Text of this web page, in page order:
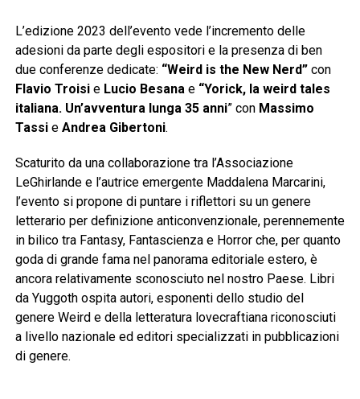
L’edizione 2023 dell’evento vede l’incremento delle
adesioni da parte degli espositori e la presenza di ben
due conferenze dedicate: “Weird is the New Nerd”con
Flavio Troisie Lucio Besanae “Yorick, la weird tales
italiana. Un’avventura lunga 35 anni” con Massimo
Tassie Andrea Gibertoni.
Scaturito da una collaborazione tra l’Associazione
LeGhirlande e l’autrice emergente Maddalena Marcarini,
l’evento si propone di puntare i riflettori su un genere
letterario per definizione anticonvenzionale, perennemente
in bilico tra Fantasy, Fantascienza e Horror che, per quanto
goda di grande fama nel panorama editoriale estero, è
ancora relativamente sconosciuto nel nostro Paese. Libri
da Yuggoth ospita autori, esponenti dello studio del
genere Weird e della letteratura lovecraftiana riconosciuti
a livello nazionale ed editori specializzati in pubblicazioni
di genere.